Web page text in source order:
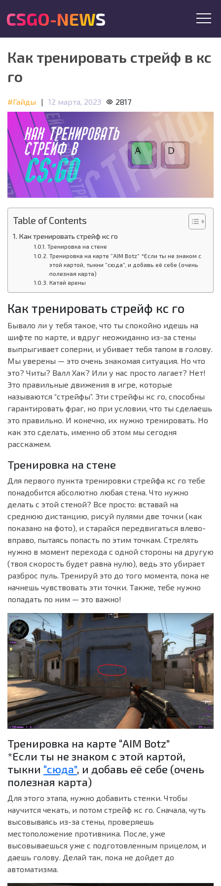
CSGO-NEWS
Как тренировать стрейф в кс
го
#Гайды | 12 марта, 2023 2817
Table of Contents
Как тренировать стрейф кс го
Тренировка на стене
Тренировка на карте “AIM Botz” *Если ты не знаком с
этой картой, тыкни “сюда”, и добавь её себе (очень
полезная карта)
Катай арены
Как тренировать стрейф кс го
Бывало ли у тебя такое, что ты спокойно идешь на
шифте по карте, и вдруг неожиданно из-за стены
выпрыгивает соперни, и убивает тебя тапом в голову.
Мы уверены — это очень знакомая ситуация. Но что
это? Читы? Валл Хак? Или у нас просто лагает? Нет!
Это правильные движения в игре, которые
называются “стрейфы”. Эти стрейфы кс го, способны
гарантировать фраг, но при условии, что ты сделаешь
это правильно. И конечно, их нужно тренировать. Но
как это сделать, именно об этом мы сегодня
расскажем.
Тренировка на стене
Для первого пункта тренировки стрейфа кс го тебе
понадобится абсолютно любая стена. Что нужно
делать с этой стеной? Все просто: вставай на
среднюю дистанцию, рисуй пулями две точки (как
показано на фото), и старайся передвигаться влево-
вправо, пытаясь попасть по этим точкам. Стрелять
нужно в момент перехода с одной стороны на другую
(твоя скорость будет равна нулю), ведь это убирает
разброс пуль. Тренируй это до того момента, пока не
начнешь чувствовать эти точки. Также, тебе нужно
попадать по ним — это важно!
Тренировка на карте “AIM Botz”
*Если ты не знаком с этой картой,
тыкни “сюда”, и добавь её себе (очень
полезная карта)
Для этого этапа, нужно добавить стенки. Чтобы
научится чекать, и потом стрейф кс го. Сначала, чуть
высовываясь из-за стены, проверяешь
местоположение противника. После, уже
высовываешься уже с подготовленным прицелом, и
даешь голову. Делай так, пока не дойдет до
автоматизма.